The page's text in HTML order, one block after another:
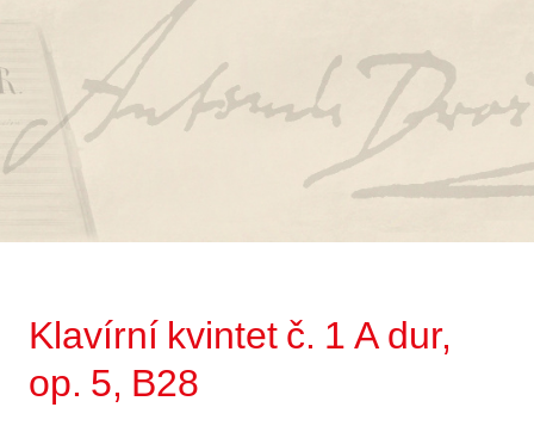
Klavírní kvintet č. 1 A dur,
op. 5, B28